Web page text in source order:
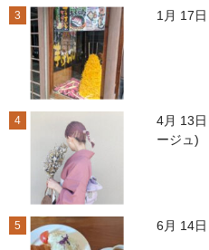
3 1月 17
4
4月 13
ージュ)
5 6月 14